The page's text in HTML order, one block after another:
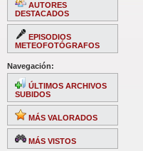
AUTORES
DESTACADOS
EPISODIOS
METEOFOTÓGRAFOS
Navegación:
ÚLTIMOS ARCHIVOS
SUBIDOS
MÁS VALORADOS
MÁS VISTOS